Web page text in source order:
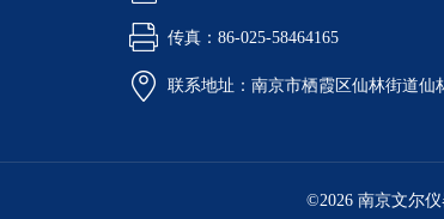
传真：86-025-58464165
联系地址：南京市栖霞区仙林街道仙
©2026 南京文尔